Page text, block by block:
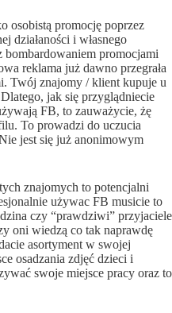
osobistą promocję poprzez
działaności i własnego
promocjami
reklama już dawno przegrała
Twój znajomy / klient kupuje u
jak się przyglądniecie
FB, to zauważycie, żę
To prowadzi do uczucia
jest się już anonimowym
znajomych to potencjalni
używac FB musicie to
czy “prawdziwi” przyjaciele
oni wiedzą co tak naprawdę
asortyment w swojej
osadzania zdjęć dzieci i
swoje miejsce pracy oraz to